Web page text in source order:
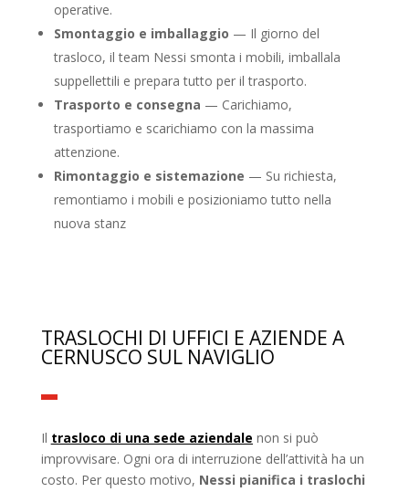
operative.
Smontaggio e imballaggio — Il giorno del
trasloco, il team Nessi smonta i mobili, imballala
suppellettili e prepara tutto per il trasporto.
Trasporto e consegna — Carichiamo,
trasportiamo e scarichiamo con la massima
attenzione.
Rimontaggio e sistemazione — Su richiesta,
remontiamo i mobili e posizioniamo tutto nella
nuova stanz
TRASLOCHI DI UFFICI E AZIENDE A
CERNUSCO SUL NAVIGLIO
Il trasloco di una sede aziendale non si può
improvvisare. Ogni ora di interruzione dell’attività ha un
costo. Per questo motivo, Nessi pianifica i traslochi